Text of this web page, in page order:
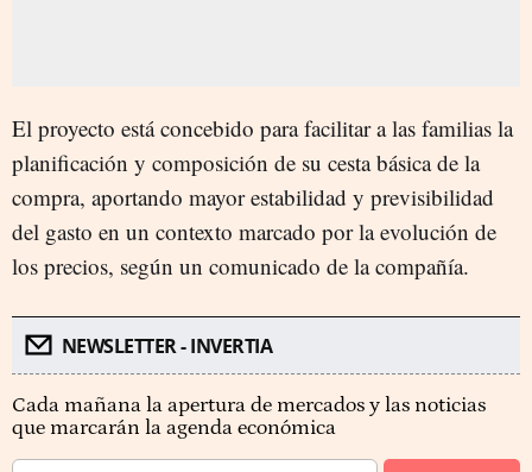
El proyecto está concebido para facilitar a las familias la
planificación y composición de su cesta básica de la
compra, aportando mayor estabilidad y previsibilidad
del gasto en un contexto marcado por la evolución de
los precios, según un comunicado de la compañía.
NEWSLETTER - INVERTIA
Cada mañana la apertura de mercados y las noticias
que marcarán la agenda económica